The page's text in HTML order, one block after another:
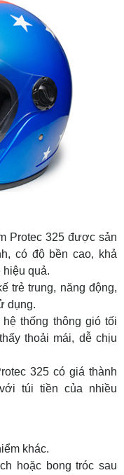
Protec 325 được sản
có độ bền cao, khả
hiệu quả.
trẻ trung, năng động,
dụng.
thống thông gió tối
thoải mái, dễ chịu
325 có giá thành
túi tiền của nhiều
khác.
hoặc bong tróc sau